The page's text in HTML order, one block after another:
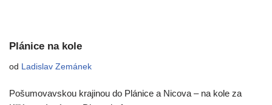
Plánice na kole
od Ladislav Zemánek
Pošumovavskou krajinou do Plánice a Nicova – na kole za